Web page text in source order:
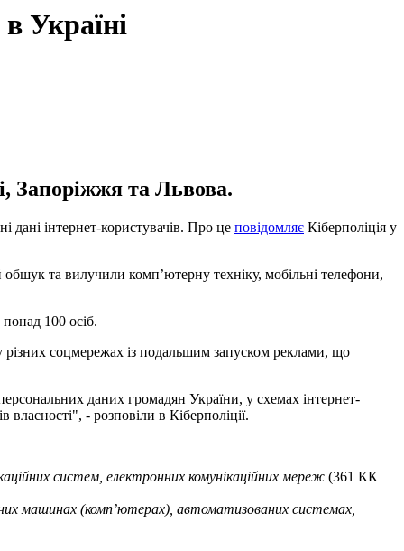
Україні
Запоріжжя та Львова.
дані інтернет-користувачів. Про це повідомляє Кіберполіція у
та вилучили комп’ютерну техніку, мобільні телефони,
100 осіб.
різних соцмережах із подальшим запуском реклами, що
даних громадян України, у схемах інтернет-
- розповіли в Кіберполіції.
систем, електронних комунікаційних мереж (361 КК
машинах (комп’ютерах), автоматизованих системах,